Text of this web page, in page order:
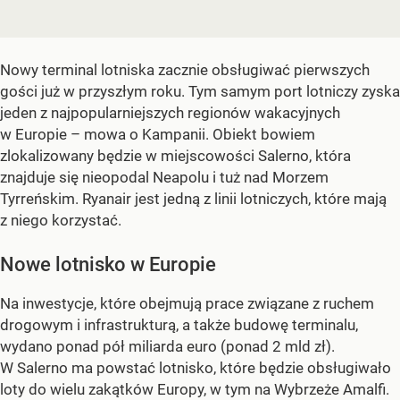
Nowy terminal lotniska zacznie obsługiwać pierwszych
gości już w przyszłym roku. Tym samym port lotniczy zyska
jeden z najpopularniejszych regionów wakacyjnych
w Europie – mowa o Kampanii. Obiekt bowiem
zlokalizowany będzie w miejscowości Salerno, która
znajduje się nieopodal Neapolu i tuż nad Morzem
Tyrreńskim. Ryanair jest jedną z linii lotniczych, które mają
z niego korzystać.
Nowe lotnisko w Europie
Na inwestycje, które obejmują prace związane z ruchem
drogowym i infrastrukturą, a także budowę terminalu,
wydano ponad pół miliarda euro (ponad 2 mld zł).
W Salerno ma powstać lotnisko, które będzie obsługiwało
loty do wielu zakątków Europy, w tym na Wybrzeże Amalfi.